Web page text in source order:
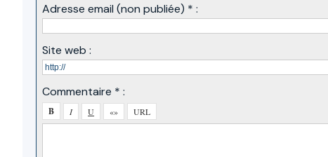
Adresse email (non publiée) * :
Site web :
Commentaire * :